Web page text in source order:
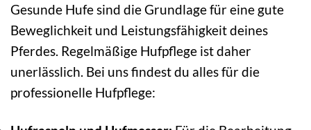
Gesunde Hufe sind die Grundlage für eine gute
Beweglichkeit und Leistungsfähigkeit deines
Pferdes. Regelmäßige Hufpflege ist daher
unerlässlich. Bei uns findest du alles für die
professionelle Hufpflege: